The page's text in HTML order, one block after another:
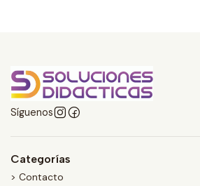
Síguenos
Categorías
> Contacto